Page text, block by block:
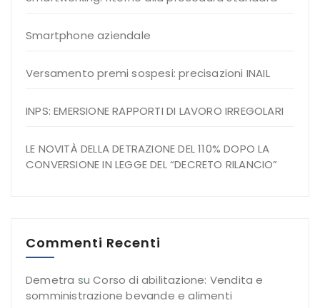
Smartphone aziendale
Versamento premi sospesi: precisazioni INAIL
INPS: EMERSIONE RAPPORTI DI LAVORO IRREGOLARI
LE NOVITÀ DELLA DETRAZIONE DEL 110% DOPO LA
CONVERSIONE IN LEGGE DEL “DECRETO RILANCIO”
Commenti Recenti
Demetra suCorso di abilitazione: Vendita e
somministrazione bevande e alimenti